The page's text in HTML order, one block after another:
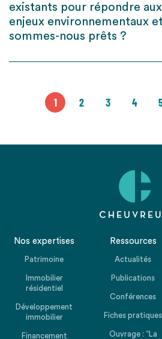
existants pour répondre
enjeux environnementaux
sommes-nous prêts ?
1 2 3 4
Nos expertises
Patrimoine
Immobilier
résidentiel
Développement
immobilier
Financement
Ressources
Actualités
Publications
Conférences
Fiches pratiques
Ouvrage : “La